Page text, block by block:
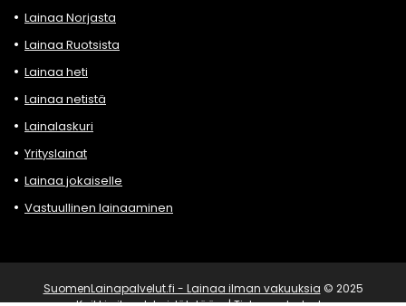
Lainaa Norjasta
Lainaa Ruotsista
Lainaa heti
Lainaa netistä
Lainalaskuri
Yrityslainat
Lainaa jokaiselle
Vastuullinen lainaaminen
SuomenLainapalvelut.fi - Lainaa ilman vakuuksia © 2025